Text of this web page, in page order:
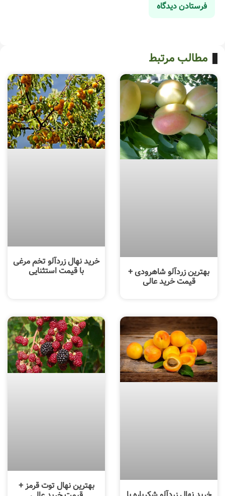
مطالب مرتبط
بهترین زردآلو شاهرودی +
قیمت خرید عالی
خرید نهال زردآلو تخم مرغی
با قیمت استثنایی
بهترین نهال توت قرمز +